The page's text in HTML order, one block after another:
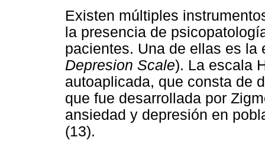
Existen múltiples
la presencia de
pacientes. Una de ellas es la
Depresion Scale). La escala
autoaplicada, que consta de
que fue desarrollada por
ansiedad y depresión en
(13).